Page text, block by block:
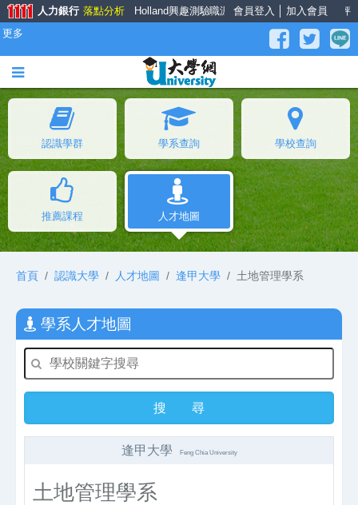
會員登入 加入會員
人力銀行 落點分析 Holland興趣測驗職涯大師 面試經驗談薪資公秤
更多
認識學群 學系查詢 學校查詢
推薦課程 人才地圖
首頁 認識大學 人才地圖 逢甲大學 土地管理學系
學系人才地圖
逢甲大學 Feng Chia University
土地管理學系